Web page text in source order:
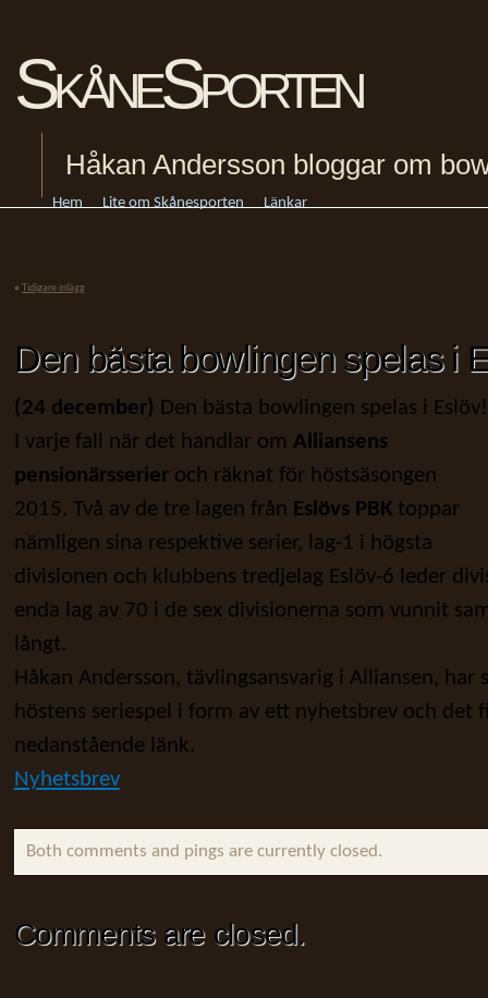
SkåneSporten
Håkan Andersson bloggar om
Hem Lite om Skånesporten Länkar
« Tidigare inlägg
Den bästa bowlingen spelas i
(24 december) Den bästa bowlingen spelas i Eslöv!
I varje fall när det handlar om Alliansens
pensionärsserieroch räknat för höstsäsongen
2015. Två av de tre lagen från Eslövs PBKtoppar
nämligen sina respektive serier, lag-1 i högsta
divisionen och klubbens tredjelag Eslöv-6 leder
enda lag av 70 i de sex divisionerna som vunnit
långt.
Håkan Andersson, tävlingsansvarig i Alliansen,
höstens seriespel i form av ett nyhetsbrev och det
nedanstående länk.
Nyhetsbrev
Both comments and pings are currently closed.
Comments are closed.